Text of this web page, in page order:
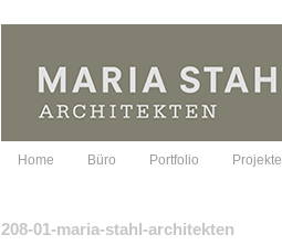
Home Büro Portfolio Projekte
208-01-maria-stahl-architekten